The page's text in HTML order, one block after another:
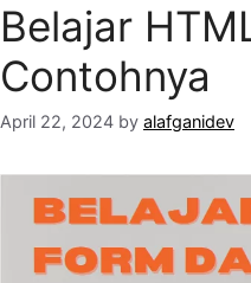
Belajar
Contohnya
April 22, 2024 by alafganidev